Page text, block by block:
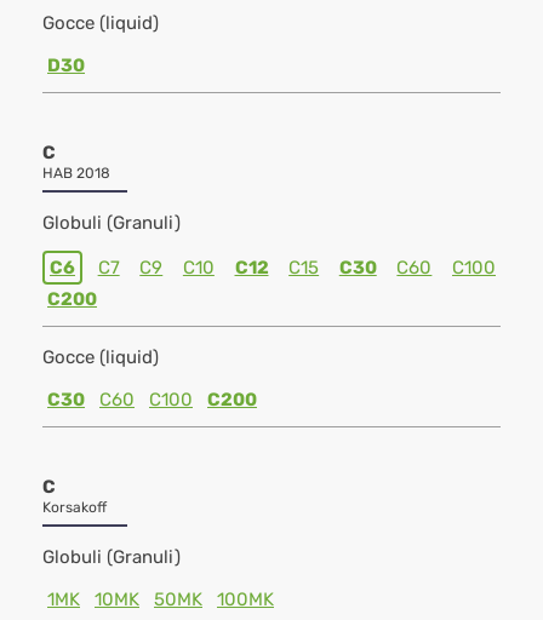
Gocce (liquid)
D30
C
HAB 2018
Globuli (Granuli)
C6 C7 C9 C10 C12 C15 C30 C60
C100
C200
Gocce (liquid)
C30
C60 C100 C200
C
Korsakoff
Globuli (Granuli)
1MK
10MK 50MK 100MK